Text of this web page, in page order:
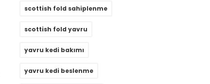
scottish fold sahiplenme
scottish fold yavru
yavru kedi bakımı
yavru kedi beslenme